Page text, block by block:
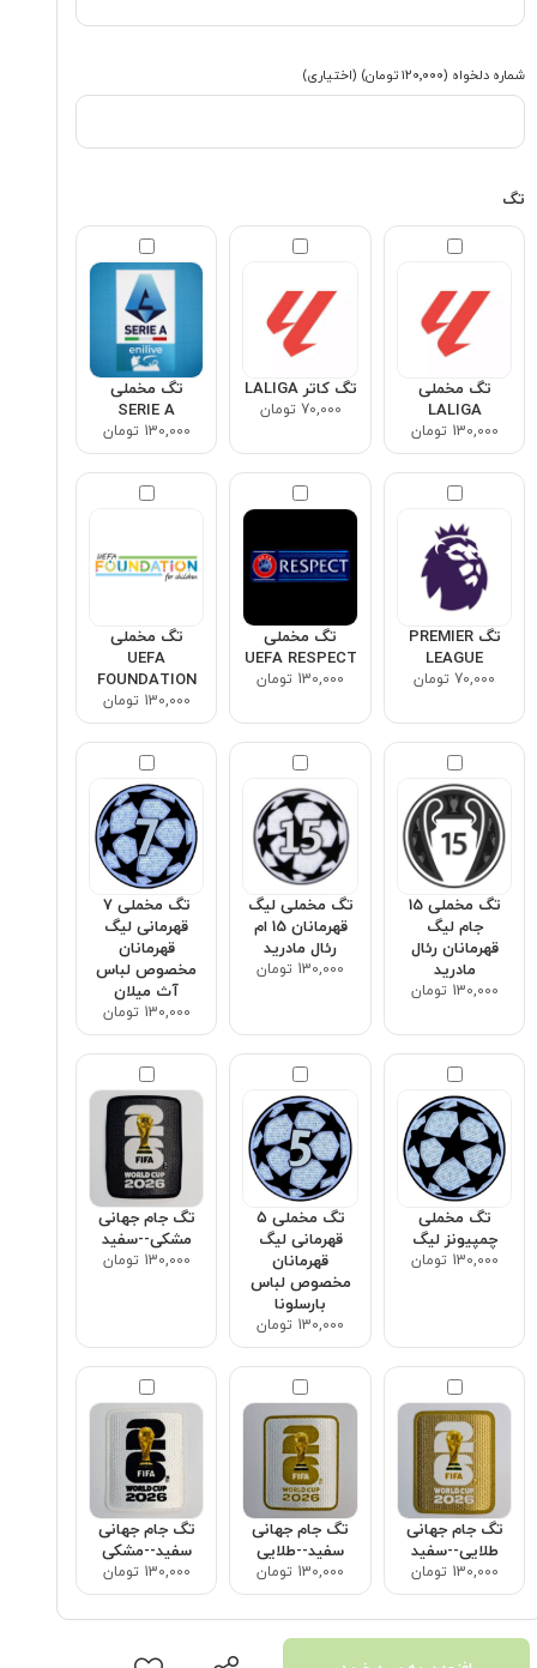
شماره دلخواه (۱۲۰٬۰۰۰ تومان) (اختیاری)
تگ
تگ مخملی
LALIGA
130,000 تومان
تگ کاتر LALIGA
70,000 تومان
تگ مخملی
SERIE A
130,000 تومان
تگ PREMIER
LEAGUE
70,000 تومان
تگ مخملی
UEFA RESPECT
130,000 تومان
تگ مخملی
UEFA
FOUNDATION
130,000 تومان
تگ مخملی 15
جام لیگ
قهرمانان رئال
مادرید
130,000 تومان
تگ مخملی لیگ
قهرمانان 15 ام
رئال مادرید
130,000 تومان
تگ مخملی ۷
قهرمانی لیگ
قهرمانان
مخصوص لباس
آث میلان
130,000 تومان
تگ مخملی
چمپیونز لیگ
130,000 تومان
تگ مخملی ۵
قهرمانی لیگ
قهرمانان
مخصوص لباس
بارسلونا
130,000 تومان
تگ جام جهانی
مشکی--سفید
130,000 تومان
تگ جام جهانی
طلایی--سفید
130,000 تومان
تگ جام جهانی
سفید--طلایی
130,000 تومان
تگ جام جهانی
سفید--مشکی
130,000 تومان